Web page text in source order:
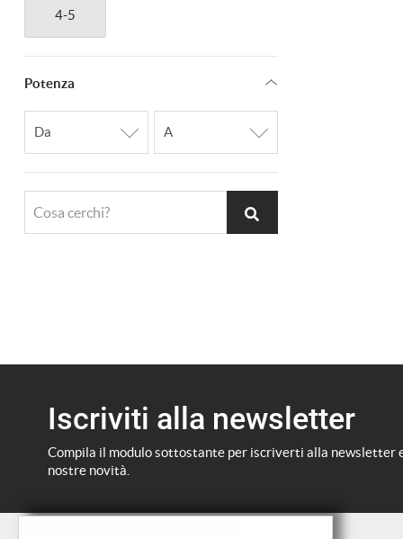
4-5
Potenza
Cosa cerchi?
Iscriviti alla newsletter
Compila il modulo sottostante per iscriverti alla newsletter
nostre novità.